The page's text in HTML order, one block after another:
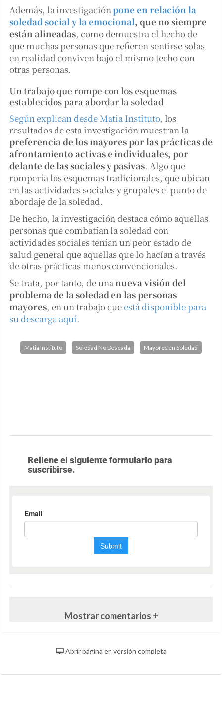
Además, la investigaciónpone en relación la
soledad social y la emocional, que no siempre
están alineadas, como demuestra el hecho de
que muchas personas que refieren sentirse solas
en realidad conviven bajo el mismo techo con
otras personas.
Un trabajo que rompe con los esquemas
establecidos para abordar la soledad
Según explican desde Matia Instituto, los
resultados de esta investigación muestran la
preferencia de los mayores por las prácticas de
afrontamiento activas e individuales, por
delante de las sociales y pasivas. Algo que
rompería los esquemas tradicionales, que ubican
en las actividades sociales y grupales el punto de
abordaje de la soledad.
De hecho, la investigación destaca cómo aquellas
personas que combatían la soledad con
actividades sociales tenían un peor estado de
salud general que aquellas que lo hacían a través
de otras prácticas menos convencionales.
Se trata, por tanto, de unanueva visión del
problema de la soledad en las personas
mayores, en un trabajo queestá disponible para
su descarga aquí.
Matia Instituto Soledad No Deseada Mayores en Soledad
Rellene el siguiente formulario para
suscribirse.
Mostrar comentarios +
Abrir página en versión completa